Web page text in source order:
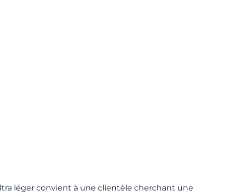
léger convient à une clientèle cherchant une